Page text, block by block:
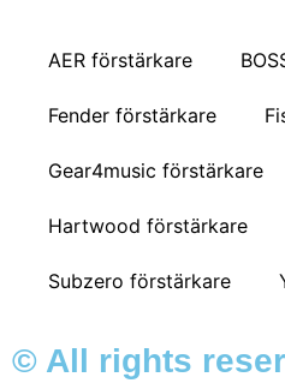
AER förstärkare
Fender förstärkare
Gear4music förstärkare
Hartwood förstärkare
Subzero förstärkare
© All rights